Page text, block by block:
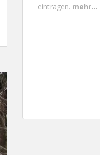
eintragen. mehr...